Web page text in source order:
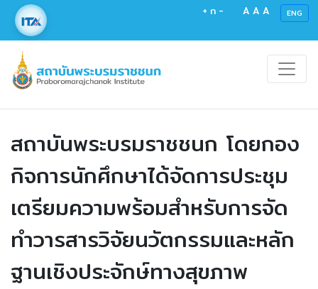
+ ก - A A A ENG
สถาบันพระบรมราชชนก โดยกอง
กิจการนักศึกษาได้จัดการประชุม
เตรียมความพร้อมสำหรับการจัด
ทำวารสารวิจัยนวัตกรรมและหลัก
ฐานเชิงประจักษ์ทางสุขภาพ